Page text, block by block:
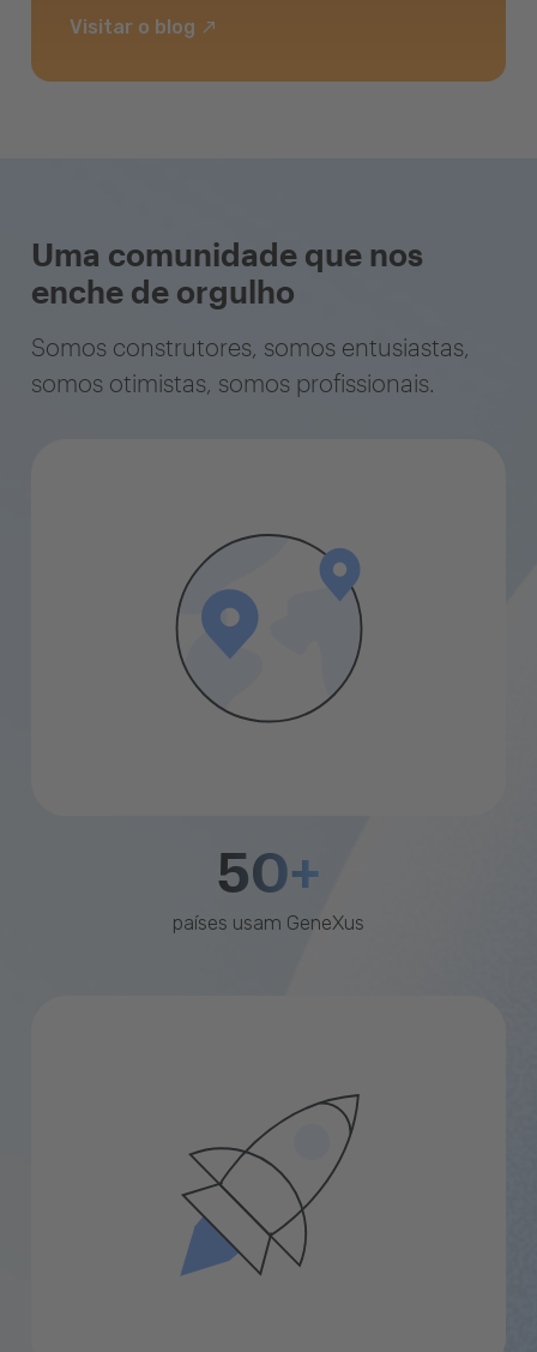
Visitar o blog
Uma comunidade que nos
enche de orgulho
Somos construtores, somos entusiastas,
somos otimistas, somos profissionais.
50+
países usam GeneXus